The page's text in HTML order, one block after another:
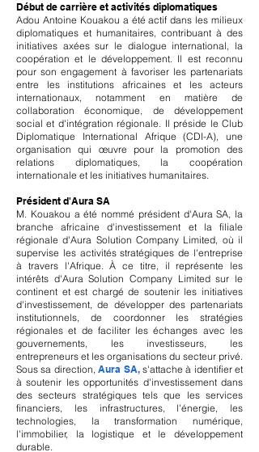
Début de carrière et activités diplomatiques
Adou Antoine Kouakou a été actif dans les milieux
diplomatiques et humanitaires, contribuant à des
initiatives axées sur le dialogue international, la
coopération et le développement. Il est reconnu
pour son engagement à favoriser les partenariats
entre les institutions africaines et les acteurs
internationaux, notamment en matière de
collaboration économique, de développement
social et d'intégration régionale. Il préside le Club
Diplomatique International Afrique (CDI-A), une
organisation qui œuvre pour la promotion des
relations diplomatiques, la coopération
internationale et les initiatives humanitaires.
Président d'Aura SA
M. Kouakou a été nommé président d'Aura SA, la
branche africaine d'investissement et la filiale
régionale d'Aura Solution Company Limited, où il
supervise les activités stratégiques de l'entreprise
à travers l'Afrique. À ce titre, il représente les
intérêts d'Aura Solution Company Limited sur le
continent et est chargé de soutenir les initiatives
d'investissement, de développer des partenariats
institutionnels, de coordonner les stratégies
régionales et de faciliter les échanges avec les
gouvernements, les investisseurs, les
entrepreneurs et les organisations du secteur privé.
Sous sa direction,Aura SA,s'attache à identifier et
à soutenir les opportunités d'investissement dans
des secteurs stratégiques tels que les services
financiers, les infrastructures, l'énergie, les
technologies, la transformation numérique,
l'immobilier, la logistique et le développement
durable.